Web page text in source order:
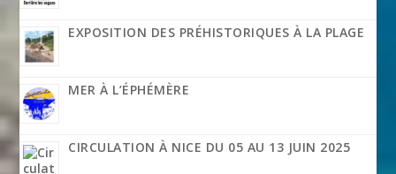
EXPOSITION DES PRÉHISTORIQUES À LA PLAGE
MER À L’ÉPHÉMÈRE
CIRCULATION À NICE DU 05 AU 13 JUIN 2025